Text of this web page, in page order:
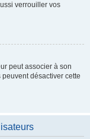
verrouiller vos
peut associer à son
désactiver cette